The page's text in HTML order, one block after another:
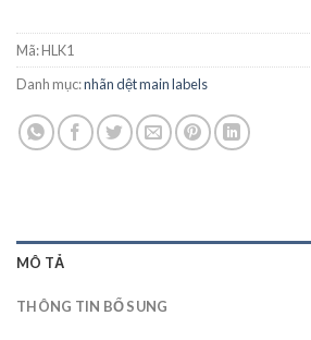
Mã:HLK1
Danh mục:nhãn dệt main labels
MÔ TẢ
THÔNG TIN BỔ SUNG